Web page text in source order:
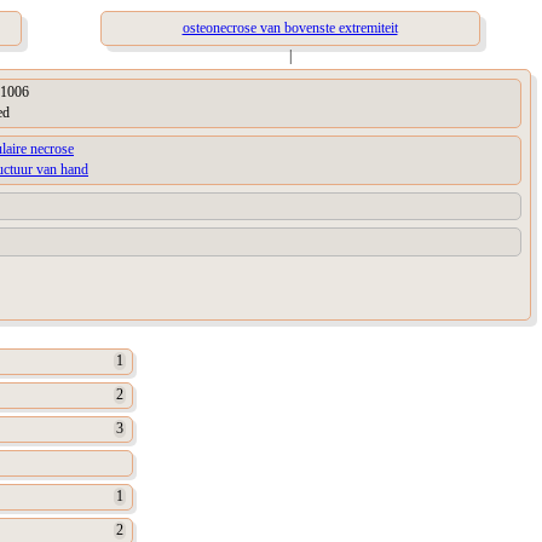
osteonecrose van bovenste extremiteit
|
necrose
van hand
1
2
3
1
2